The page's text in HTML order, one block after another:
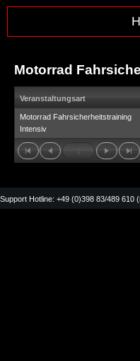
Motorrad
Veranstaltungsart
Motorrad Fahrsicherheitstraining
Intensiv
1
Support Hotline: +49 (0)398 83/489 610